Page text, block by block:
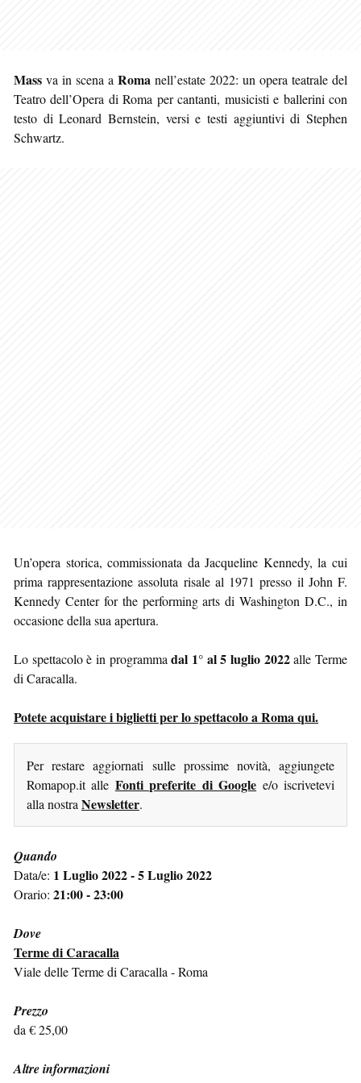
Mass va in scena a Roma nell’estate 2022: un opera teatrale del
Teatro dell’Opera di Roma per cantanti, musicisti e ballerini con
testo di Leonard Bernstein, versi e testi aggiuntivi di Stephen
Schwartz.
Un’opera storica, commissionata da Jacqueline Kennedy, la cui
prima rappresentazione assoluta risale al 1971 presso il John F.
Kennedy Center for the performing arts di Washington D.C., in
occasione della sua apertura.
Lo spettacolo è in programmadal 1° al 5 luglio 2022alle Terme
di Caracalla.
Potete acquistare i biglietti per lo spettacolo a Roma qui.
Per restare aggiornati sulle prossime novità, aggiungete
Romapop.it alle Fonti preferite di Google e/o iscrivetevi
alla nostra Newsletter.
Quando
Data/e: 1 Luglio 2022 - 5 Luglio 2022
Orario: 21:00 - 23:00
Dove
Terme di Caracalla
Viale delle Terme di Caracalla - Roma
Prezzo
da € 25,00
Altre informazioni